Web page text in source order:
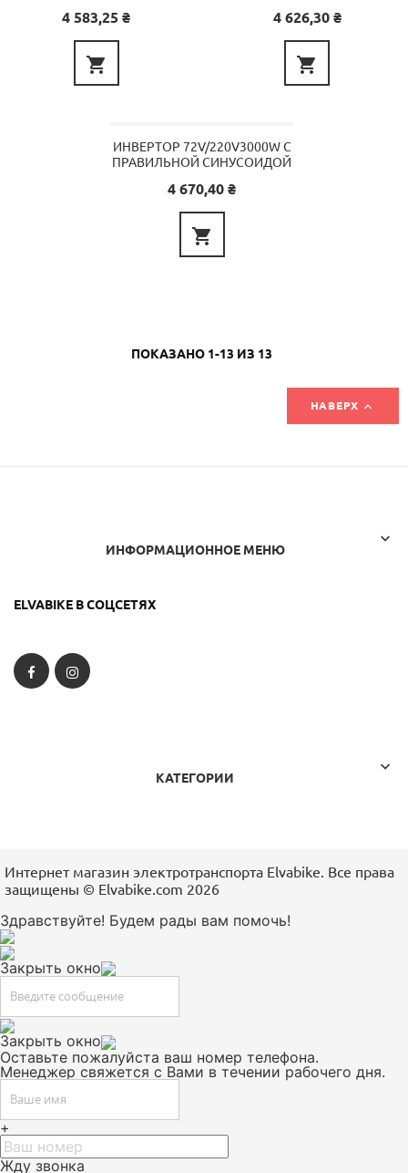
Цена
4 583,25 ₴

Цена
4 626,30 ₴

ИНВЕРТОР 72V/220V3000W С
ПРАВИЛЬНОЙ СИНУСОИДОЙ
Цена
4 670,40 ₴

ПОКАЗАНО 1-13 ИЗ 13
НАВЕРХ 
ИНФОРМАЦИОННОЕ МЕНЮ

ELVABIKE В СОЦСЕТЯХ
КАТЕГОРИИ

Интернет магазин электротранспорта Elvabike. Все права
защищены ©️ Elvabike.com 2026
Здравствуйте! Будем рады вам помочь!
Закрыть окно
Закрыть окно
Оставьте пожалуйста ваш номер телефона.
Менеджер свяжется с Вами в течении рабочего дня.
+
Жду звонка